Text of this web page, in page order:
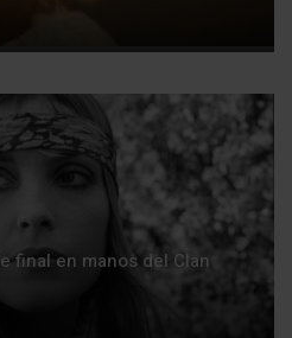
final en manos del Clan